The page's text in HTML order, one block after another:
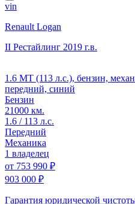
vin
Renault Logan
II Рестайлинг 2019 г.в.
1.6 MT (113 л.с.), бензин,
передний, синий
Бензин
21000 км.
1.6 / 113 л.с.
Передний
Механика
1 владелец
от 753 990 ₽
903 000 ₽
Гарантия юридической